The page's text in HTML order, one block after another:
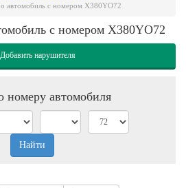
автомобиль с номером X380YO72
с номером X380YO72
нарушителя
номеру автомобиля
Найти